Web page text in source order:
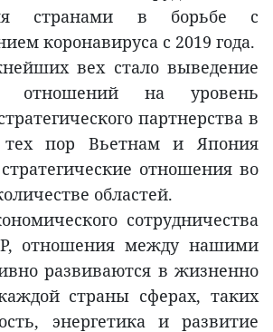
странами в борьбе с
коронавируса с 2019 года.
вех стало выведение
отношений на уровень
партнерства в
тех пор Вьетнам и Япония
отношения во
областей.
сотрудничества
отношения между нашими
развиваются в жизненно
страны сферах, таких
энергетика и развитие